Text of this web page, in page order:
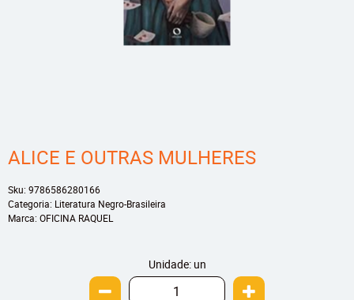
ALICE E OUTRAS MULHERES
Sku: 9786586280166
Categoria: Literatura Negro-Brasileira
Marca: OFICINA RAQUEL
Unidade: un